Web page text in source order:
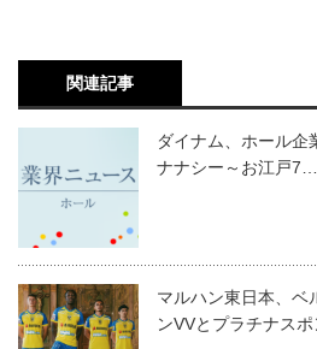
関連記事
ダイナム、ホール企
ナナシー～お江戸7…
マルハン東日本、ベ
ンVVとプラチナスポ